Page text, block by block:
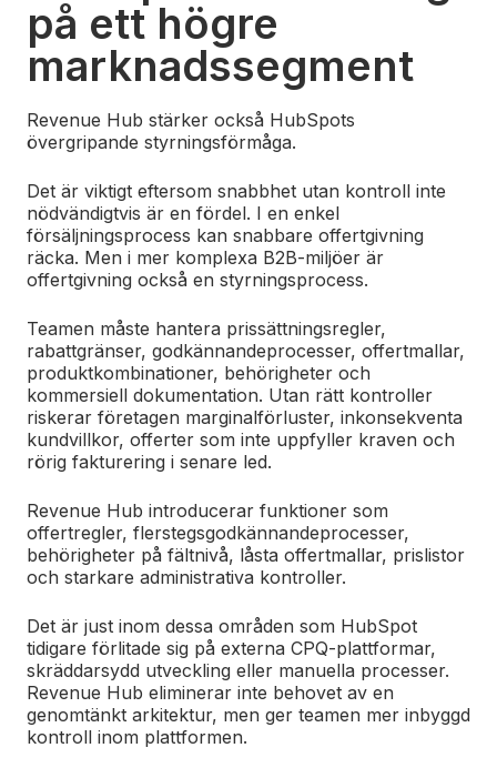
på ett högre
marknadssegment
Revenue Hub stärker också HubSpots
övergripande styrningsförmåga.
Det är viktigt eftersom snabbhet utan kontroll inte
nödvändigtvis är en fördel. I en enkel
försäljningsprocess kan snabbare offertgivning
räcka. Men i mer komplexa B2B-miljöer är
offertgivning också en styrningsprocess.
Teamen måste hantera prissättningsregler,
rabattgränser, godkännandeprocesser, offertmallar,
produktkombinationer, behörigheter och
kommersiell dokumentation. Utan rätt kontroller
riskerar företagen marginalförluster, inkonsekventa
kundvillkor, offerter som inte uppfyller kraven och
rörig fakturering i senare led.
Revenue Hub introducerar funktioner som
offertregler, flerstegsgodkännandeprocesser,
behörigheter på fältnivå, låsta offertmallar, prislistor
och starkare administrativa kontroller.
Det är just inom dessa områden som HubSpot
tidigare förlitade sig på externa CPQ-plattformar,
skräddarsydd utveckling eller manuella processer.
Revenue Hub eliminerar inte behovet av en
genomtänkt arkitektur, men ger teamen mer inbyggd
kontroll inom plattformen.